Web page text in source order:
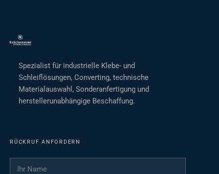
Spezialist für industrielle Klebe- und
Schleiflösungen, Converting, technische
Materialauswahl, Sonderanfertigung und
herstellerunabhängige Beschaffung.
RÜCKRUF ANFORDERN
Ihr Name